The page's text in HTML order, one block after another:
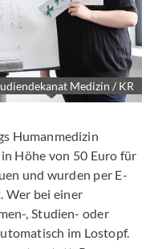
Medizin / KR
Humanmedizin
Höhe von 50 Euro für
und wurden per E-
Wer bei einer
, Studien- oder
im Lostopf.